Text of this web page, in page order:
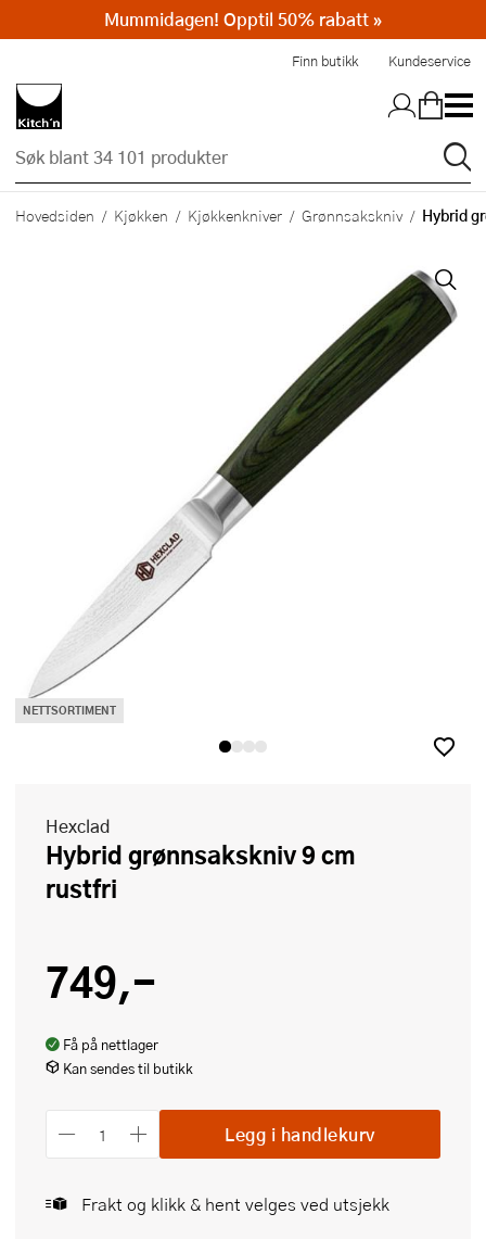
Finn butikk Kundeservice
Hovedsiden Kjøkken Kjøkkenkniver Grønnsakskniv Hybrid
NETTSORTIMENT
Hexclad
Hybrid grønnsakskniv 9 cm
rustfri
749,-
Få på nettlager
Kan sendes til butikk
Legg i handlekurv
Frakt og klikk & hent velges ved utsjekk
Mummidagen! Opptil 50% rabatt »